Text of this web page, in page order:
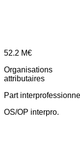
52.2 M€
Organisations
attributaires
Part
OS/OP interpro.